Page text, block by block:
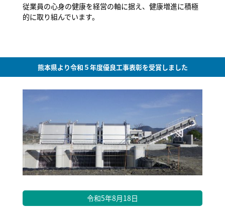
従業員の心身の健康を経営の軸に据え、健康増進に積極
的に取り組んでいます。
熊本県より令和５年度優良工事表彰を受賞しました
令和5年8月18日